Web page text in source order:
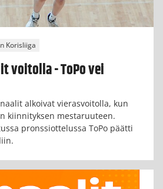
Korisliiga
voitolla - ToPo vei
alkoivat vierasvoitolla, kun
kiinnityksen mestaruuteen.
pronssiottelussa ToPo päätti